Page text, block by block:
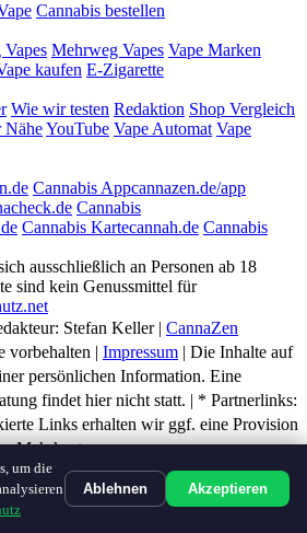
Cannabis bestellen
Mehrweg Vapes Vape Marken
kaufen E-Zigarette
Wie wir testen Redaktion Shop Vergleich
NäheYouTube Vape Automat Vape
Cannabis Appcannazen.de/app
Cannabis
Cannabis Kartecannah.de Cannabis
ausschließlich an Personen ab 18
sind kein Genussmittel für
Stefan Keller | CannaZen
vorbehalten | Impressum | Die Inhalte auf
persönlichen Information. Eine
findet hier nicht statt. | * Partnerlinks:
Links erhalten wir ggf. eine Provision
Mehrkosten.
Braunschweig Braunschweig Vapes KielWolkenreich
um die
Ablehnen Akzeptieren